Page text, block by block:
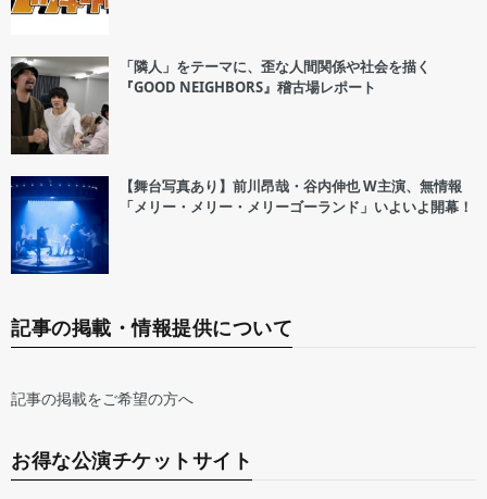
「隣人」をテーマに、歪な人間関係や社会を描く
『GOOD NEIGHBORS』稽古場レポート
【舞台写真あり】前川昂哉・谷内伸也 W主演、無情報
「メリー・メリー・メリーゴーランド」いよいよ開幕！
記事の掲載・情報提供について
記事の掲載をご希望の方へ
お得な公演チケットサイト